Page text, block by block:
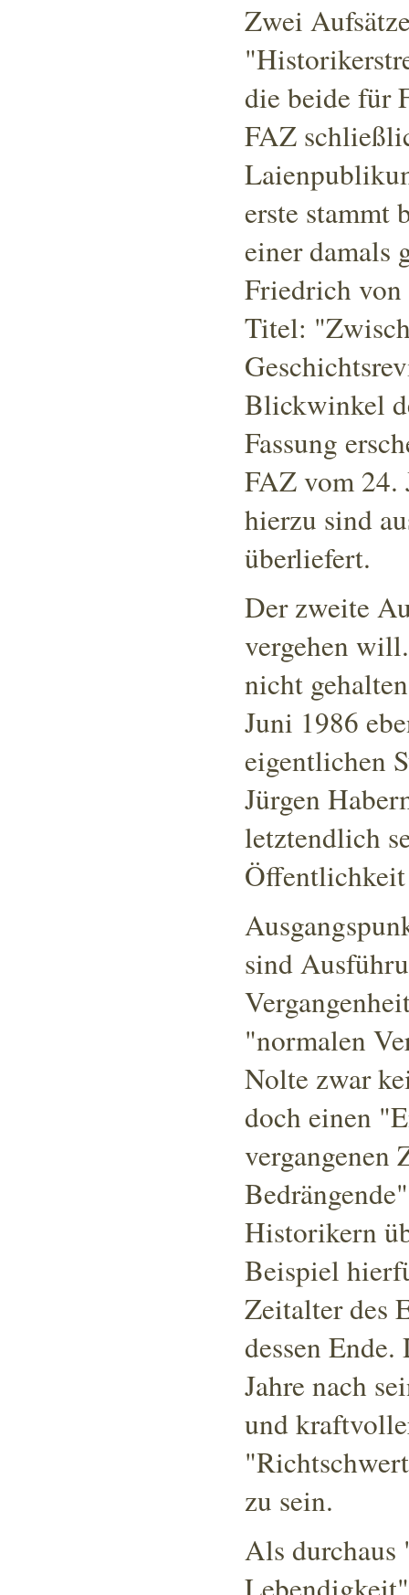
Zwei
die beide für
FAZ
erste stammt
einer damals
Friedrich von
Titel:
Blickwinkel
Fassung
FAZ vom 24.
hierzu sind
überliefert.
Der zweite
vergehen
nicht
Juni 1986
eigentlichen
Jürgen
letztendlich
sind
"normalen
Nolte zwar
doch einen
vergangenen
Historikern
Beispiel
Zeitalter des
dessen
Jahre nach
und
zu sein.
Als durchaus